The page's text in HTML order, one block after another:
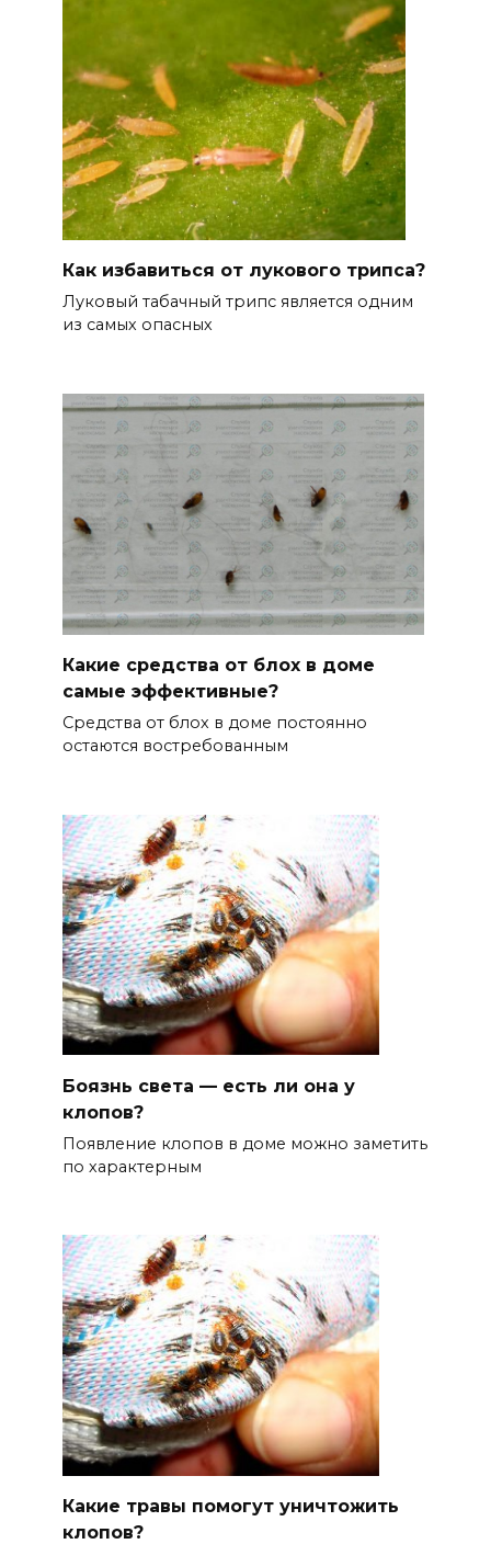
Как избавиться от лукового трипса?
Луковый табачный трипс является одним
из самых опасных
Какие средства от блох в доме
самые эффективные?
Средства от блох в доме постоянно
остаются востребованным
Боязнь света — есть ли она у
клопов?
Появление клопов в доме можно заметить
по характерным
Какие травы помогут уничтожить
клопов?